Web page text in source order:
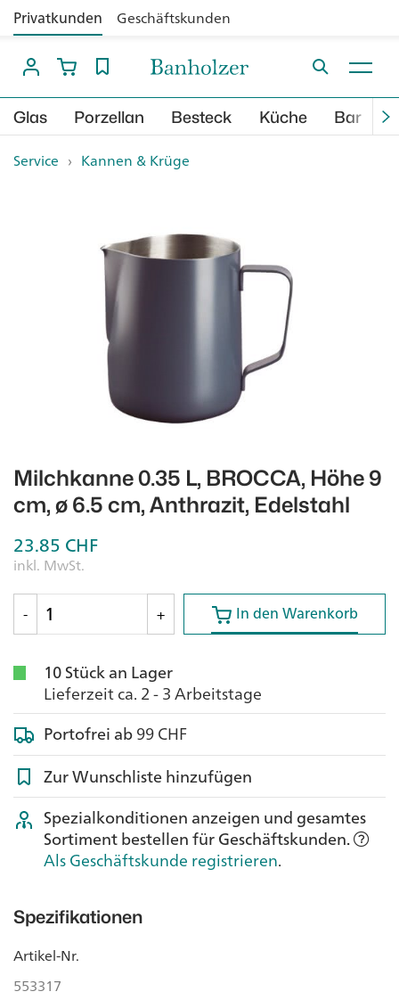
Privatkunden Geschäftskunden
Glas Porzellan Besteck Küche Bar
Service › Kannen & Krüge
Milchkanne 0.35 L, BROCCA, Höhe 9
cm, ø 6.5 cm, Anthrazit, Edelstahl
23.85 CHF
inkl. MwSt.
-
+ In den Warenkorb
In den Warenkorb
10 Stück an Lager
Lieferzeit ca. 2 - 3 Arbeitstage
Portofrei ab99 CHF
Zur Wunschliste hinzufügen
Spezialkonditionen anzeigen und gesamtes
Sortiment bestellen für Geschäftskunden.
Als Geschäftskunde registrieren.
Spezifikationen
Artikel-Nr.
553317